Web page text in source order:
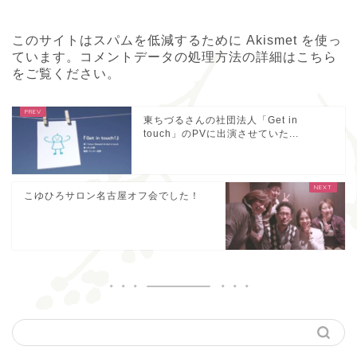
このサイトはスパムを低減するために Akismet を使っ
ています。
コメントデータの処理方法の詳細はこちら
をご覧ください 。
東ちづるさんの社団法人「Get in
touch」のPVに出演させていた...
こゆひろサロン名古屋オフ会でした！